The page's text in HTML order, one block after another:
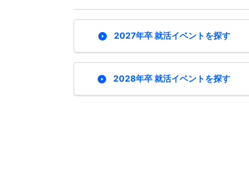
2027年卒 就活イベントを探す
2028年卒 就活イベントを探す